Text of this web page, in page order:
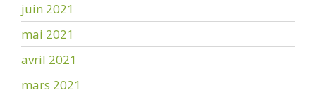
juin 2021
mai 2021
avril 2021
mars 2021